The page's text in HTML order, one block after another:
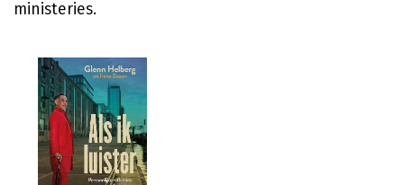
ministeries.